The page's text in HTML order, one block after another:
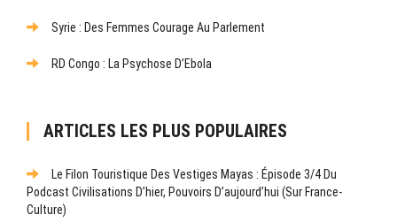
Syrie : Des Femmes Courage Au Parlement
RD Congo : La Psychose D’Ebola
ARTICLES LES PLUS POPULAIRES
Le Filon Touristique Des Vestiges Mayas : Épisode 3/4 Du
Podcast Civilisations D’hier, Pouvoirs D’aujourd’hui (sur France-
Culture)